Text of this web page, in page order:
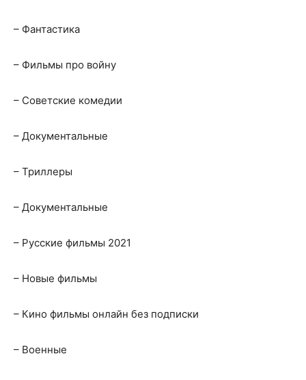
– Фантастика
– Фильмы про войну
– Cоветские комедии
– Документальные
– Триллеры
– Документальные
– Русские фильмы 2021
– Новые фильмы
– Кино фильмы онлайн без подписки
– Военные